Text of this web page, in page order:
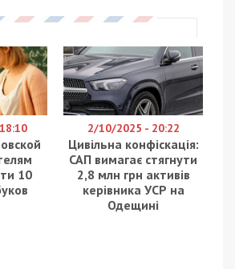
загальнообовʼязкового
для всіх громадян країни
перебувають на її території.
тимчасовий захист у Чехії,
самі безоплатні послуги в
програми медичного
і у громадян Чехії. Державне
майже всі медичні
частково або повністю витрати
тимчасово переселених осіб,
медичне обслуговування є